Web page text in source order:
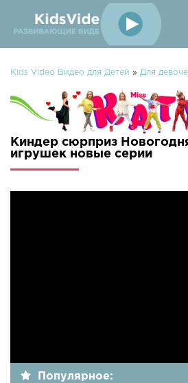
Kids Video Видео для Детей » Для
Киндер сюрприз
игрушек новые серии
Популярное: